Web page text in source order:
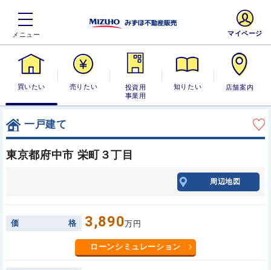
買いたい 売りたい
投資用・事業
用
知りたい 店舗案内
マイページ
一戸建て
東京都府中市 栄町３丁目
周辺地図
価 格 3,890万円
ローンシミュレーション